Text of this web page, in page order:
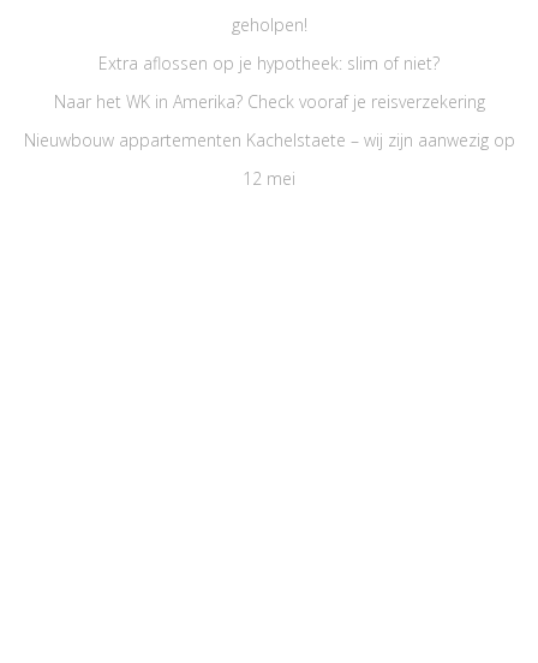
geholpen!
Extra aflossen op je hypotheek: slim of niet?
Naar het WK in Amerika? Check vooraf je reisverzekering
Nieuwbouw appartementen Kachelstaete – wij zijn aanwezig op
12 mei